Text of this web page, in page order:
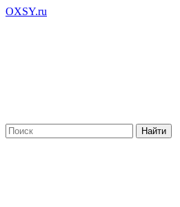
OXSY.ru